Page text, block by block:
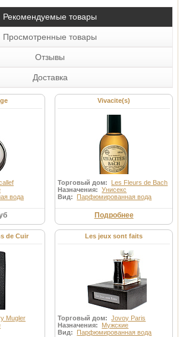
Рекомендуемые товары
Просмотренные товары
Отзывы
Доставка
вода
Vivacite(s)
Торговый дом:
Les Fleurs de Bach
Назначения:Унисекс
Вид:
Парфюмированная вода
Подробнее
de Cuir
Mugler
Les jeux sont faits
Торговый дом:Jovoy Paris
Назначения: Мужские
Вид:
Парфюмированная вода